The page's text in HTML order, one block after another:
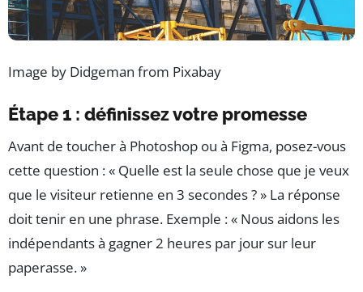
Image by Didgeman from Pixabay
Étape 1 : définissez votre promesse
Avant de toucher à Photoshop ou à Figma, posez-vous
cette question : « Quelle est la seule chose que je veux
que le visiteur retienne en 3 secondes ? » La réponse
doit tenir en une phrase. Exemple : « Nous aidons les
indépendants à gagner 2 heures par jour sur leur
paperasse. »